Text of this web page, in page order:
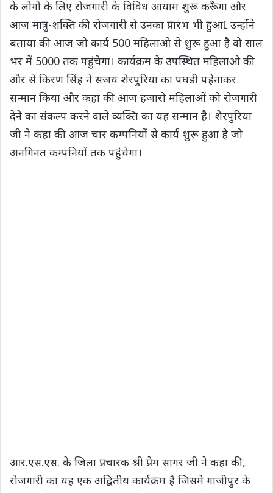
के लोगो के लिए रोजगारी के विविध आयाम शुरू करूँगा और
आज मात्रु-शक्ति की रोजगारी से उनका प्रारंभ भी हुआI उन्होंने
बताया की आज जो कार्य 500 महिलाओ से शुरू हुआ है वो साल
भर में 5000 तक पहुंचेगा। कार्यक्रम के उपस्थित महिलाओ की
और से किरण सिंह ने संजय शेरपुरिया का पघडी पहेनाकर
सन्मान किया और कहा की आज हजारो महिलाओं को रोजगारी
देने का संकल्प करने वाले व्यक्ति का यह सन्मान है। शेरपुरिया
जी ने कहा की आज चार कम्पनियों से कार्य शुरू हुआ है जो
अनगिनत कम्पनियों तक पहुंचेगा।
आर.एस.एस. के जिला प्रचारक श्री प्रेम सागर जी ने कहा की,
रोजगारी का यह एक अद्वितीय कार्यक्रम है जिसमे गाजीपुर के